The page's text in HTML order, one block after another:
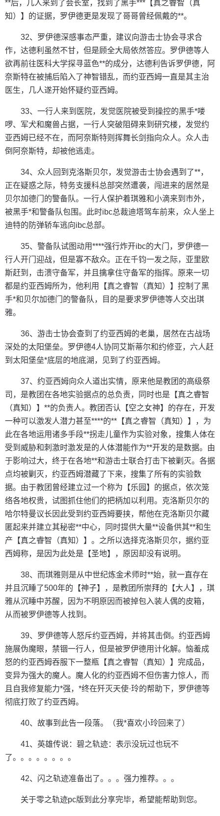
**后，几人来到了会长室，找到了黑手***【真之睿智（真
知）】的证据，罗伊德更是发现了哥哥曾经佩戴的**。
32、罗伊德深感事态严重，建议向游击士协会寻求合
作，达德利虽然不甘，但是顾全大局依然答应。罗伊德等人
欲再前往医科大学探寻蓝色**的成分，达德利告诉罗伊德，阿
奈斯特在被捕后陷入了神智错乱，而约亚西姆一直是其主治
医生，几人遂开始怀疑约亚西姆。
33、一行人来到医院，发觉医院被受到操控的黑手*喽
啰、军犬和魔兽占据，一行人突破阻碍来到研究楼，发觉约
亚西姆已经不在，而阿奈斯特则挥舞长剑指向众人。众人击
倒阿奈斯特，却被他逃走。
34、众人回到克洛斯贝尔，发觉游击士协会遇到了**，
正在疑惑之际，特务支援科总部突然遭袭，闯进来的居然是
贝尔加德门的警备队。一行人保护着琪雅和小滴来到市外，
被黑手*和警备队包围。此时ibc总裁迪塔驾车前来，众人坐上
迪特的防弹轿车逃向ibc总部。
35、警备队试图动用****强行炸开ibc的大门，罗伊德一
行人开门迎战，但是寡不敌众。正在千钧一发之际，亚里欧
斯赶到，击溃守备军，并且擒拿住守备军的指挥。原来一切
都是约亚西姆所为，他利用【真之睿智（真知）】控制了黑
手*和贝尔加德门的警备队，目的是要求罗伊德等人交出琪
雅。
36、游击士协会查到了约亚西姆的老巢，居然在古战场
深处的太阳堡垒。罗伊德4人协同艾斯蒂尔和约修亚，六人赶
到太阳堡垒*底层的地底湖，见到了约亚西姆。
37、约亚西姆向众人道出实情，原来他是教团的高级祭
司，是教团在各地实验据点的总负责，同时也是【真之睿智
（真知）】**的负责人。教团否认【空之女神】的存在，开发
一种可以激发人潜力甚至****的**【真之睿智（真知）】，为
此在各地运用诸多手段**拐走儿童作为实验对象，搜集人体在
受到威胁和刺激时激发是的人体潜能作为**开发的是数据。由
于影响过大，终于在各地**和游击士联合打击下被剿灭。各据
点均被剿灭，约亚西姆潜藏了下来，搜集了所有的实验数
据。由于教团曾经建立过一个称为【乐园】的据点，依次笼
络各地权贵，试图抓住他们的把柄加以利用。克洛斯贝尔的
哈尔特曼议长因此受到约亚西姆要挟，帮他在克洛斯贝尔藏
匿起来并建立其秘密**中心，同时提供大量**设备供其**和生
产【真之睿智（真知）】。之所以选择克洛斯贝尔，据约亚
西姆称，是因为此处是【圣地】，原因却没有说明。
38、而琪雅则是从中世纪炼金术师时**始，就一直存在
并且沉睡了500年的【神子】，是教团所崇拜的【大人】，琪
雅从沉睡中苏醒，因为不明原因而被掉包入装人偶的皮箱，
从而被罗伊德等人找到。
39、罗伊德等人怒斥约亚西姆，并将其击倒。约亚西姆
施展伪魔眼，禁锢一行人，但是被罗伊德用计化解。恼羞成
怒的约亚西姆吞服下一整瓶【真之睿智（真知）】完成品，
变异为强大的魔人。魔人化的约亚西姆不但伤害力惊人，而
且自我修复能力*强，*终在歼灭天使·玲的帮助下，罗伊德等
彻底打败了约亚西姆。
40、故事到此告一段落。（我*喜欢小玲回来了）
41、英雄传说：碧之轨迹：表示没玩过也玩不
了。。。。。。。。
42、闪之轨迹准备出了。。。强力推荐。。。
关于零之轨迹pc版到此分享完毕，希望能帮助到您。